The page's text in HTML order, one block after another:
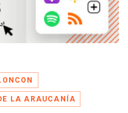
LA ARAUCANÍA